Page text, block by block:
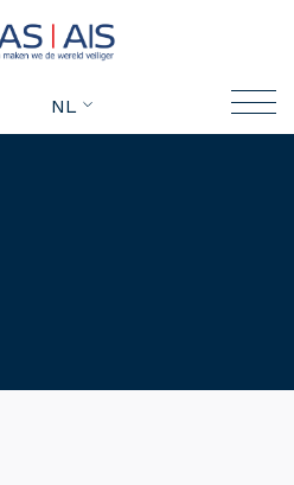
NL